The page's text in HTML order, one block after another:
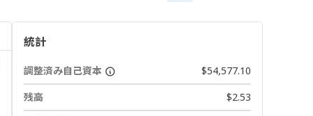
統計
調整済み自己資本
$54,577.10
残高
$2.53